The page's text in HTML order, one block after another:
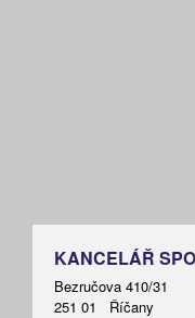
KANCELÁŘ
Bezručova 410/31
251 01 Říčany